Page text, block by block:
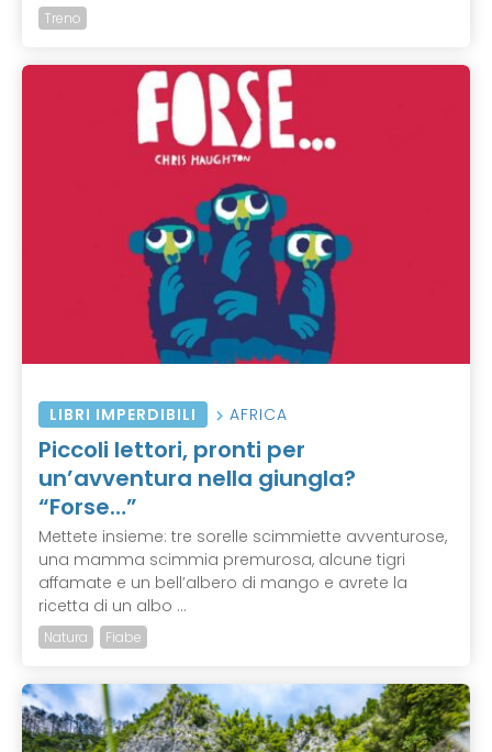
Treno
LIBRI IMPERDIBILI AFRICA
Piccoli lettori, pronti per
un’avventura nella giungla?
“Forse…”
Mettete insieme: tre sorelle scimmiette avventurose,
una mamma scimmia premurosa, alcune tigri
affamate e un bell’albero di mango e avrete la
ricetta di un albo ...
Natura Fiabe